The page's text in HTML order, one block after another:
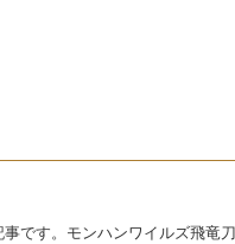
です。モンハンワイルズ飛竜